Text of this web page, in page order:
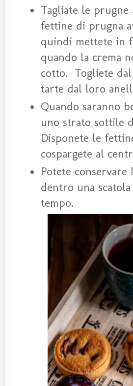
Tagliate le
fettine di prugna
quindi mettete in
quando la crema
cotto. Togliete
tarte dal loro
Quando saranno
uno strato sottile
Disponete le
cospargete al
Potete
dentro una
tempo.